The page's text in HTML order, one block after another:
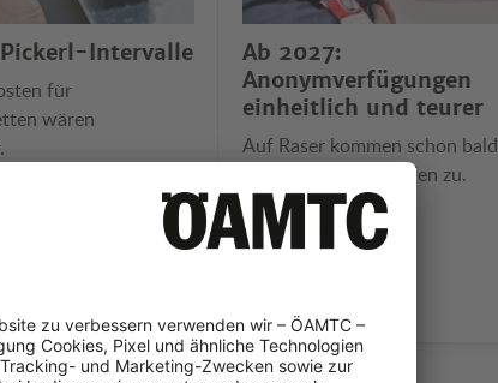
Pickerl-Intervalle
für
wären
Ab 2027:
Anonymverfügungen
einheitlich und teurer
Auf Raser kommen schon bald
spürbar höhere Strafen zu.